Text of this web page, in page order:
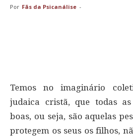
Por Fãs da Psicanálise -
Temos no imaginário
judaica cristã, que todas
boas, ou seja, são aquelas
protegem os seus os filhos,